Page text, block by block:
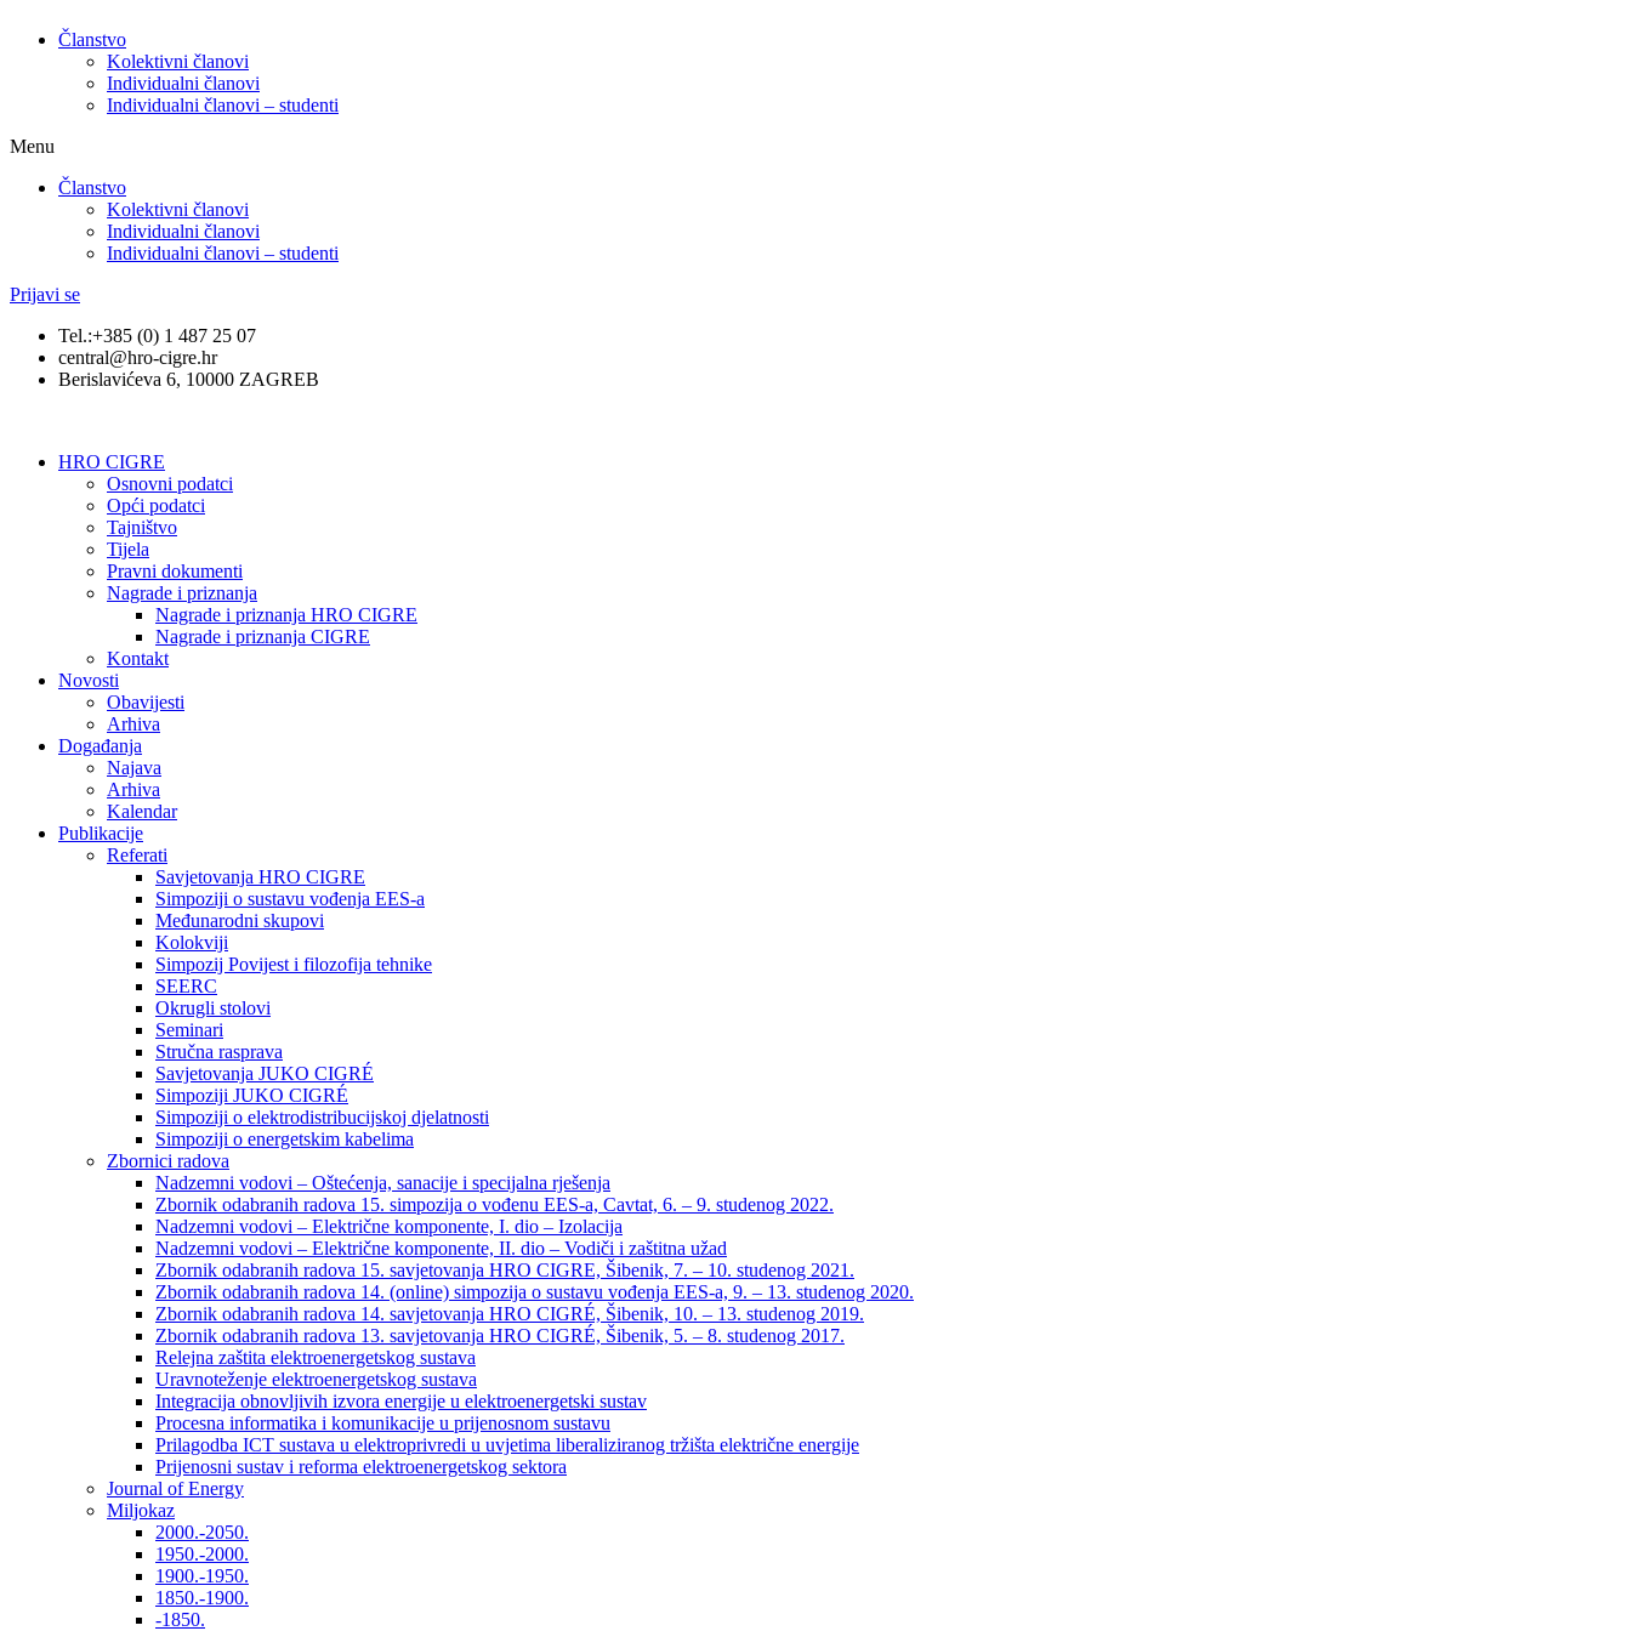
Članstvo
Kolektivni članovi
Individualni članovi
Individualni članovi – studenti
Menu
Članstvo
Kolektivni članovi
Individualni članovi
Individualni članovi – studenti
Prijavi se
Tel.:+385 (0) 1 487 25 07
central@hro-cigre.hr
Berislavićeva 6, 10000 ZAGREB
HRO CIGRE
Osnovni podatci​
Opći podatci
Tajništvo
Tijela
Pravni dokumenti
Nagrade i priznanja
Nagrade i priznanja HRO CIGRE
Nagrade i priznanja CIGRE
Kontakt
Novosti
Obavijesti
Arhiva
Događanja
Najava
Arhiva
Kalendar
Publikacije
Referati
Savjetovanja HRO CIGRE
Simpoziji o sustavu vođenja EES-a
Međunarodni skupovi
Kolokviji​
Simpozij Povijest i filozofija tehnike
SEERC
Okrugli stolovi
Seminari​
Stručna rasprava​
Savjetovanja JUKO CIGRÉ
Simpoziji JUKO CIGRÉ
Simpoziji o elektrodistribucijskoj djelatnosti
Simpoziji o energetskim kabelima
Zbornici radova
Nadzemni vodovi – Oštećenja, sanacije i specijalna rješenja
Zbornik odabranih radova 15. simpozija o vođenu EES-a, Cavtat, 6. – 9. studenog 2022.
Nadzemni vodovi – Električne komponente, I. dio – Izolacija
Nadzemni vodovi – Električne komponente, II. dio – Vodiči i zaštitna užad
Zbornik odabranih radova 15. savjetovanja HRO CIGRE, Šibenik, 7. – 10. studenog 2021.
Zbornik odabranih radova 14. (online) simpozija o sustavu vođenja EES-a, 9. – 13. studenog 2020.
Zbornik odabranih radova 14. savjetovanja HRO CIGRÉ, Šibenik, 10. – 13. studenog 2019.
Zbornik odabranih radova 13. savjetovanja HRO CIGRÉ, Šibenik, 5. – 8. studenog 2017.
Relejna zaštita elektroenergetskog sustava
Uravnoteženje elektroenergetskog sustava
Integracija obnovljivih izvora energije u elektroenergetski sustav
Procesna informatika i komunikacije u prijenosnom sustavu
Prilagodba ICT sustava u elektroprivredi u uvjetima liberaliziranog tržišta električne energije
Prijenosni sustav i reforma elektroenergetskog sektora
Journal of Energy
Miljokaz
2000.-2050.
1950.-2000.
1900.-1950.
1850.-1900.
-1850.